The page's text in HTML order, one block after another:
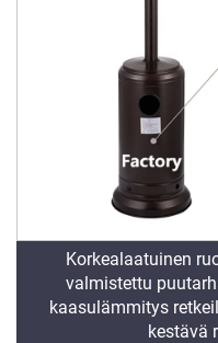
Korkealaatuinen
valmistettu
kaasulämmitys
kestävä